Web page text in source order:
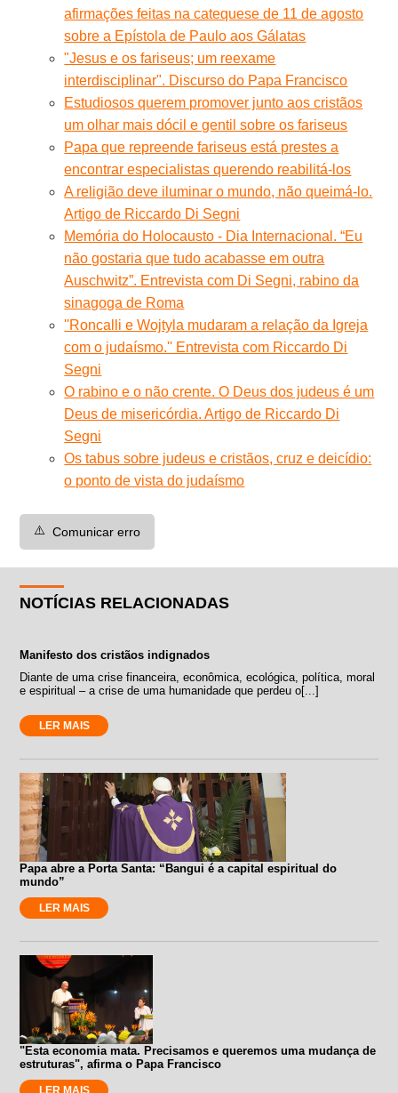
afirmações feitas na catequese de 11 de agosto
sobre a Epístola de Paulo aos Gálatas
"Jesus e os fariseus; um reexame
interdisciplinar". Discurso do Papa Francisco
Estudiosos querem promover junto aos cristãos
um olhar mais dócil e gentil sobre os fariseus
Papa que repreende fariseus está prestes a
encontrar especialistas querendo reabilitá-los
A religião deve iluminar o mundo, não queimá-lo.
Artigo de Riccardo Di Segni
Memória do Holocausto - Dia Internacional. “Eu
não gostaria que tudo acabasse em outra
Auschwitz”. Entrevista com Di Segni, rabino da
sinagoga de Roma
''Roncalli e Wojtyla mudaram a relação da Igreja
com o judaísmo.'' Entrevista com Riccardo Di
Segni
O rabino e o não crente. O Deus dos judeus é um
Deus de misericórdia. Artigo de Riccardo Di
Segni
Os tabus sobre judeus e cristãos, cruz e deicídio:
o ponto de vista do judaísmo
⚠️ Comunicar erro
NOTÍCIAS RELACIONADAS
Manifesto dos cristãos indignados
Diante de uma crise financeira, econômica, ecológica, política, moral
e espiritual – a crise de uma humanidade que perdeu o[...]
LER MAIS
Papa abre a Porta Santa: “Bangui é a capital espiritual do
mundo”
LER MAIS
"Esta economia mata. Precisamos e queremos uma mudança de
estruturas", afirma o Papa Francisco
LER MAIS